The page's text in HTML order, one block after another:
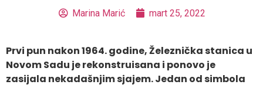
Marina Marić mart 25, 2022
Prvi pun nakon 1964. godine, Železnička stanica u
Novom Sadu je rekonstruisana i ponovo je
zasijala nekadašnjim sjajem. Jedan od simbola